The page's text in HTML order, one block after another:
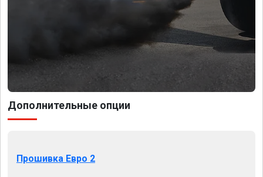
Дополнительные опции
Прошивка Евро 2